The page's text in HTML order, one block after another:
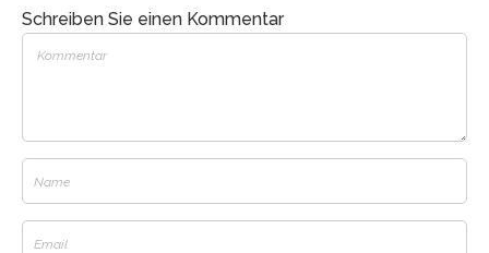
Schreiben Sie einen Kommentar